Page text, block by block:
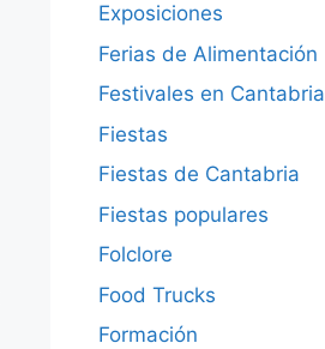
Exposiciones
Ferias de Alimentación
Festivales en Cantabria
Fiestas
Fiestas de Cantabria
Fiestas populares
Folclore
Food Trucks
Formación